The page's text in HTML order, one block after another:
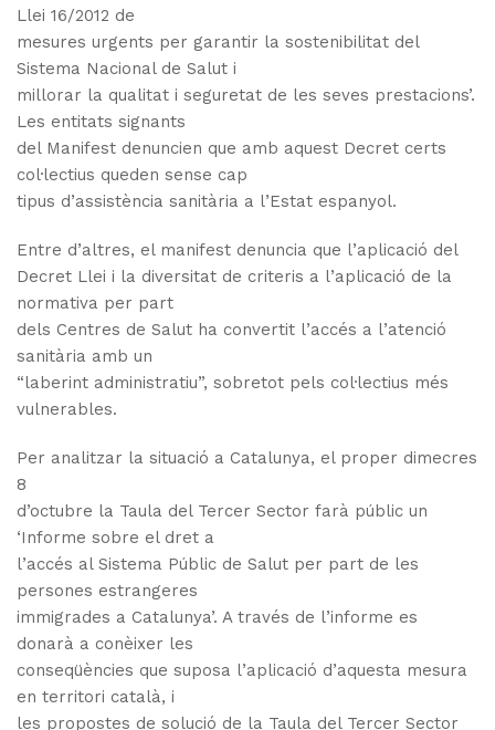
Llei 16/2012 de
mesures urgents per garantir la sostenibilitat del
Sistema Nacional de Salut i
millorar la qualitat i seguretat de les seves prestacions’.
Les entitats signants
del Manifest denuncien que amb aquest Decret certs
col·lectius queden sense cap
tipus d’assistència sanitària a l’Estat espanyol.
Entre d’altres, el manifest denuncia que l’aplicació del
Decret Llei i la diversitat de criteris a l’aplicació de la
normativa per part
dels Centres de Salut ha convertit l’accés a l’atenció
sanitària amb un
“laberint administratiu”, sobretot pels col·lectius més
vulnerables.
Per analitzar la situació a Catalunya, el proper dimecres
8
d’octubre la Taula del Tercer Sector farà públic un
‘Informe sobre el dret a
l’accés al Sistema Públic de Salut per part de les
persones estrangeres
immigrades a Catalunya’. A través de l’informe es
donarà a conèixer les
conseqüències que suposa l’aplicació d’aquesta mesura
en territori català, i
les propostes de solució de la Taula del Tercer Sector